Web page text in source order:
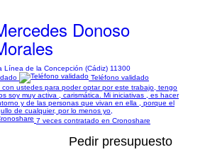
Donoso
Línea de la Concepción (Cádiz) 11300
Teléfono validado
ustedes para poder optar por este trabajo, tengo
soy muy activa , carismática. Mi iniciativas , es hacer
y de las personas que vivan en ella , porque el
de cualquier, por lo menos yo,
7 veces contratado en Cronoshare
Pedir presupuesto